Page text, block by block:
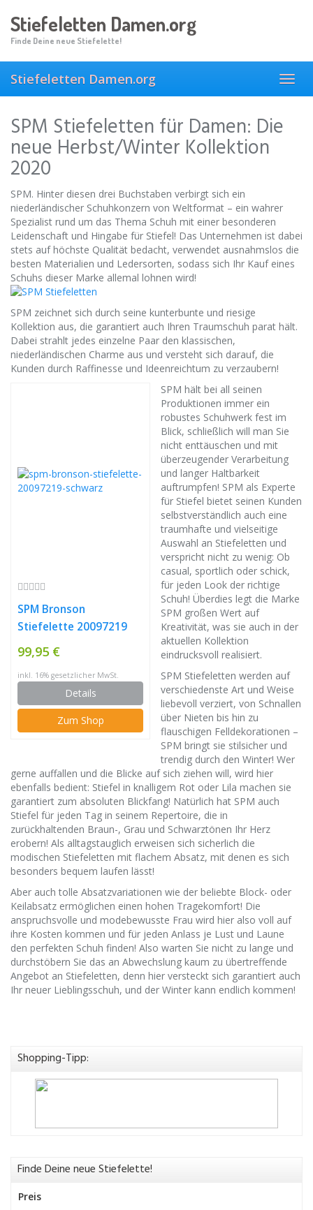
main
content
Stiefeletten Damen.org
Finde Deine neue Stiefelette!
Stiefeletten Damen.org
SPM Stiefeletten für Damen: Die
neue Herbst/Winter Kollektion
2020
SPM. Hinter diesen drei Buchstaben verbirgt sich ein
niederländischer Schuhkonzern von Weltformat – ein wahrer
Spezialist rund um das Thema Schuh mit einer besonderen
Leidenschaft und Hingabe für Stiefel! Das Unternehmen ist dabei
stets auf höchste Qualität bedacht, verwendet ausnahmslos die
besten Materialien und Ledersorten, sodass sich Ihr Kauf eines
Schuhs dieser Marke allemal lohnen wird!
SPM zeichnet sich durch seine kunterbunte und riesige
Kollektion aus, die garantiert auch Ihren Traumschuh parat hält.
Dabei strahlt jedes einzelne Paar den klassischen,
niederländischen Charme aus und versteht sich darauf, die
Kunden durch Raffinesse und Ideenreichtum zu verzaubern!
SPM Bronson
Stiefelette 20097219
Schwarz, raues Leder
am Schaft
99,95 €
inkl. 16% gesetzlicher MwSt.
Details
Zum Shop
SPM hält bei all seinen
Produktionen immer ein
robustes Schuhwerk fest im
Blick, schließlich will man Sie
nicht enttäuschen und mit
überzeugender Verarbeitung
und langer Haltbarkeit
auftrumpfen! SPM als Experte
für Stiefel bietet seinen Kunden
selbstverständlich auch eine
traumhafte und vielseitige
Auswahl an Stiefeletten und
verspricht nicht zu wenig: Ob
casual, sportlich oder schick,
für jeden Look der richtige
Schuh! Überdies legt die Marke
SPM großen Wert auf
Kreativität, was sie auch in der
aktuellen Kollektion
eindrucksvoll realisiert.
SPM Stiefeletten werden auf
verschiedenste Art und Weise
liebevoll verziert, von Schnallen
über Nieten bis hin zu
flauschigen Felldekorationen –
SPM bringt sie stilsicher und
trendig durch den Winter! Wer
gerne auffallen und die Blicke auf sich ziehen will, wird hier
ebenfalls bedient: Stiefel in knalligem Rot oder Lila machen sie
garantiert zum absoluten Blickfang! Natürlich hat SPM auch
Stiefel für jeden Tag in seinem Repertoire, die in
zurückhaltenden Braun-, Grau und Schwarztönen Ihr Herz
erobern! Als alltagstauglich erweisen sich sicherlich die
modischen Stiefeletten mit flachem Absatz, mit denen es sich
besonders bequem laufen lässt!
Aber auch tolle Absatzvariationen wie der beliebte Block- oder
Keilabsatz ermöglichen einen hohen Tragekomfort! Die
anspruchsvolle und modebewusste Frau wird hier also voll auf
ihre Kosten kommen und für jeden Anlass je Lust und Laune
den perfekten Schuh finden! Also warten Sie nicht zu lange und
durchstöbern Sie das an Abwechslung kaum zu übertreffende
Angebot an Stiefeletten, denn hier versteckt sich garantiert auch
Ihr neuer Lieblingsschuh, und der Winter kann endlich kommen!
Shopping-Tipp:
Finde Deine neue Stiefelette!
Preis